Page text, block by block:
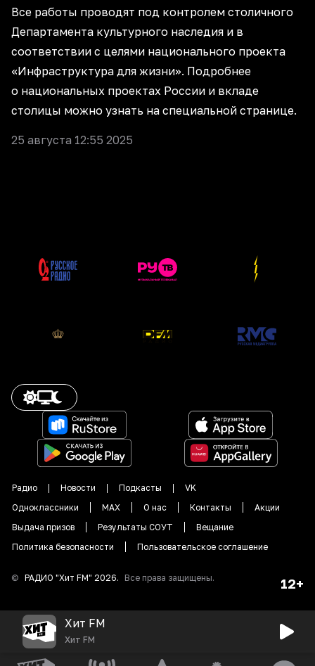
Все работы проводят под контролем столичного
Департамента культурного наследия и в
соответствии с целями национального проекта
«Инфраструктура для жизни». Подробнее
о национальных проектах России и вкладе
столицы можно узнать на специальной странице.
25 августа 12:55 2025
Радио Новости Подкасты
VK
Одноклассники
MAX О нас Контакты
Акции
Выдача призов
Результаты СОУТ
Вещание
Политика безопасности
Пользовательское соглашение
© РАДИО "Хит FM" 2026. Все права защищены. 12+
Хит FM
Хит FM